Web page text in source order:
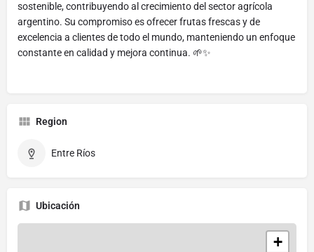
sostenible, contribuyendo al crecimiento del sector agrícola
argentino. Su compromiso es ofrecer frutas frescas y de
excelencia a clientes de todo el mundo, manteniendo un enfoque
constante en calidad y mejora continua. 🌱✨
Region
Entre Ríos
Ubicación
+